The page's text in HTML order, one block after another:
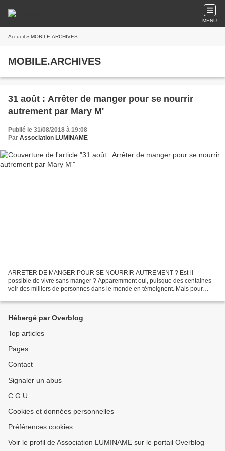
MENU
Accueil » MOBILE.ARCHIVES
MOBILE.ARCHIVES
31 août : Arrêter de manger pour se nourrir
autrement par Mary M'
Publié le 31/08/2018 à 19:08
Par Association LUMINAME
ARRETER DE MANGER POUR SE NOURRIR AUTREMENT ? Est-il
possible de vivre sans manger ? Apparemment oui, puisque des centaines
voir des milliers de personnes dans le monde en témoignent. Mais pour
Hébergé par Overblog
Top articles
Pages
Contact
Signaler un abus
C.G.U.
Cookies et données personnelles
Préférences cookies
Voir le profil de Association LUMINAME sur le portail Overblog